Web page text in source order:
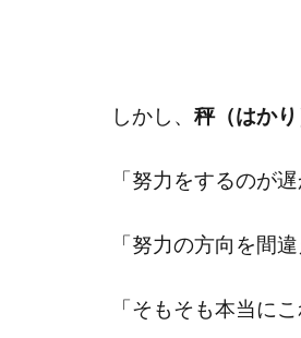
しかし、 秤（はか
「努力をするのが
「努力の方向を間
「そもそも本当に